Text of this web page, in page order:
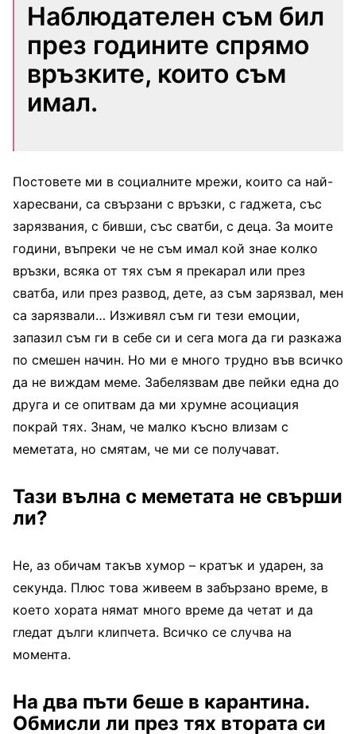
Наблюдателен съм бил
през годините спрямо
връзките, които съм
имал.
Постовете ми в социалните мрежи, които са най-
харесвани, са свързани с връзки, с гаджета, със
зарязвания, с бивши, със сватби, с деца. За моите
години, въпреки че не съм имал кой знае колко
връзки, всяка от тях съм я прекарал или през
сватба, или през развод, дете, аз съм зарязвал, мен
са зарязвали… Изживял съм ги тези емоции,
запазил съм ги в себе си и сега мога да ги разкажа
по смешен начин. Но ми е много трудно във всичко
да не виждам меме. Забелязвам две пейки една до
друга и се опитвам да ми хрумне асоциация
покрай тях. Знам, че малко късно влизам с
меметата, но смятам, че ми се получават.
Тази вълна с меметата не свърши
ли?
Не, аз обичам такъв хумор – кратък и ударен, за
секунда. Плюс това живеем в забързано време, в
което хората нямат много време да четат и да
гледат дълги клипчета. Всичко се случва на
момента.
На два пъти беше в карантина.
Обмисли ли през тях втората си